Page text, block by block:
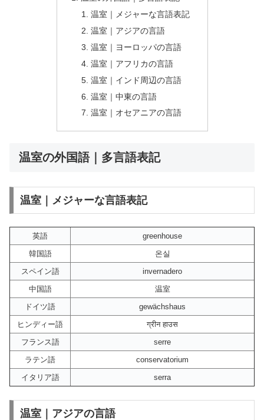
温室｜メジャーな言語表記
温室｜アジアの言語
温室｜ヨーロッパの言語
温室｜アフリカの言語
温室｜インド周辺の言語
温室｜中東の言語
温室｜オセアニアの言語
温室の外国語｜多言語表記
温室｜メジャーな言語表記
英語
greenhouse
韓国語
온실
スペイン語
invernadero
中国語
温室
ドイツ語
gewächshaus
ヒンディー語
ग्रीन हाउस
フランス語
serre
ラテン語
conservatorium
イタリア語
serra
温室｜アジアの言語